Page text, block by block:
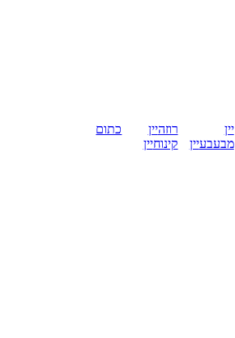
יין
מבעבעיין
רוזהיין
קינוחיין
כתום